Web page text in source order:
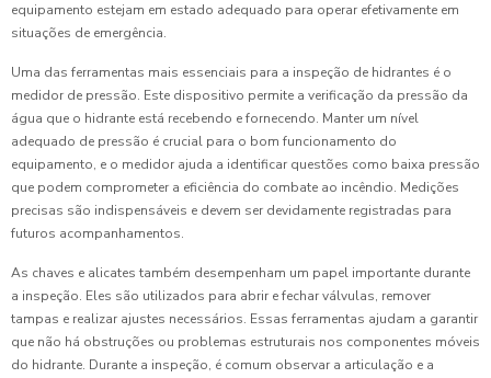
equipamento estejam em estado adequado para operar efetivamente em
situações de emergência.
Uma das ferramentas mais essenciais para a inspeção de hidrantes é o
medidor de pressão. Este dispositivo permite a verificação da pressão da
água que o hidrante está recebendo e fornecendo. Manter um nível
adequado de pressão é crucial para o bom funcionamento do
equipamento, e o medidor ajuda a identificar questões como baixa pressão
que podem comprometer a eficiência do combate ao incêndio. Medições
precisas são indispensáveis e devem ser devidamente registradas para
futuros acompanhamentos.
As chaves e alicates também desempenham um papel importante durante
a inspeção. Eles são utilizados para abrir e fechar válvulas, remover
tampas e realizar ajustes necessários. Essas ferramentas ajudam a garantir
que não há obstruções ou problemas estruturais nos componentes móveis
do hidrante. Durante a inspeção, é comum observar a articulação e a